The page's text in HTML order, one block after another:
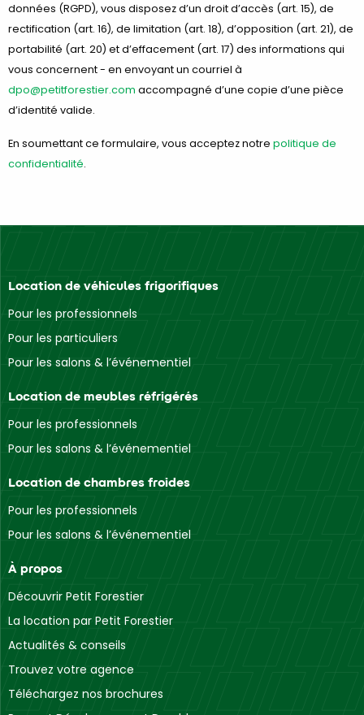
données (RGPD), vous disposez d’un droit d’accès (art. 15), de
rectification (art. 16), de limitation (art. 18), d’opposition (art. 21), de
portabilité (art. 20) et d’effacement (art. 17) des informations qui
vous concernent - en envoyant un courriel à
dpo@petitforestier.com accompagné d’une copie d’une pièce
d’identité valide.
En soumettant ce formulaire, vous acceptez notre politique de
confidentialité.
Location de véhicules frigorifiques
Pour les professionnels
Pour les particuliers
Pour les salons & l’événementiel
Location de meubles réfrigérés
Pour les professionnels
Pour les salons & l’événementiel
Location de chambres froides
Pour les professionnels
Pour les salons & l’événementiel
À propos
Découvrir Petit Forestier
La location par Petit Forestier
Actualités & conseils
Trouvez votre agence
Téléchargez nos brochures